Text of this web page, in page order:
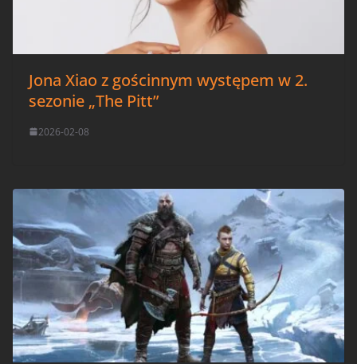
Jona Xiao z gościnnym występem w 2.
sezonie „The Pitt”
2026-02-08